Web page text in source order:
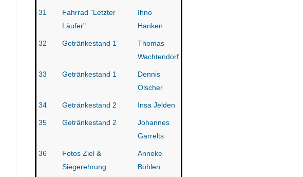
31
Fahrrad "Letzter
Läufer"
Ihno
Hanken
32 Getränkestand 1
Thomas
Wachtendorf
33 Getränkestand 1
Dennis
Ölscher
34 Getränkestand 2 Insa Jelden
35 Getränkestand 2
Johannes
Garrelts
36
Fotos Ziel &
Siegerehrung
Anneke
Bohlen